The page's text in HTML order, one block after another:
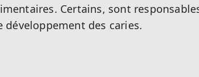
Certains, sont
développement des caries.